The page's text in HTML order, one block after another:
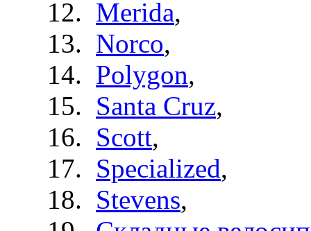
Merida,
Norco,
Polygon,
Santa Cruz,
Scott,
Specialized,
Stevens,